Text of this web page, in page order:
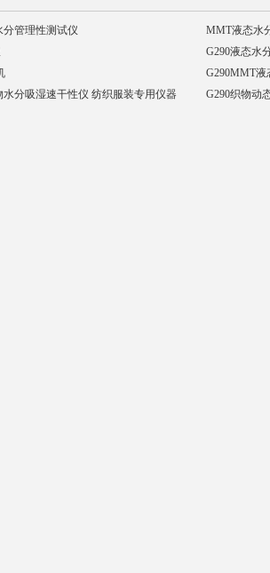
分管理性测试仪
MMT液态水
G290液态水
G290MMT液
分吸湿速干性仪 纺织服装专用仪器
G290织物动